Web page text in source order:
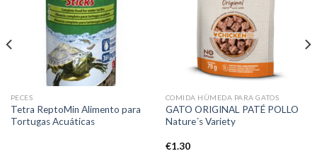
PECES
Tetra ReptoMin Alimento para
Tortugas Acuáticas
COMIDA HÙMEDA PARA GATOS
GATO ORIGINAL PATÉ POLLO
Nature´s Variety
€1.30